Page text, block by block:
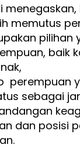
memutus
pilihan
baik
perempuan
sebagai
dan posisi